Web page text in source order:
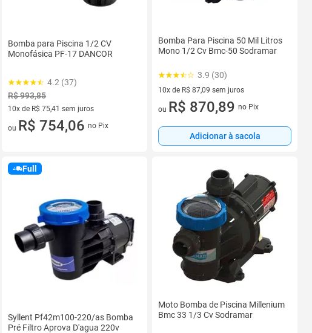
Bomba para Piscina 1/2 CV
Monofásica PF-17 DANCOR
4.2 (37)
R$ 993,85
10x de R$ 75,41 sem juros
10 vez de R$ 75,41 sem juros
ou R$ 754,06 no Pix
Bomba Para Piscina 50 Mil Litros
Mono 1/2 Cv Bmc-50 Sodramar
3.9 (30)
10x de R$ 87,09 sem juros
10 vez de R$ 87,09 sem juros
ou R$ 870,89 no Pix
Adicionar à sacola
Full
Syllent Pf42m100-220/as Bomba
Pré Filtro Aprova D'agua 220v
Moto Bomba de Piscina Millenium
Bmc 33 1/3 Cv Sodramar